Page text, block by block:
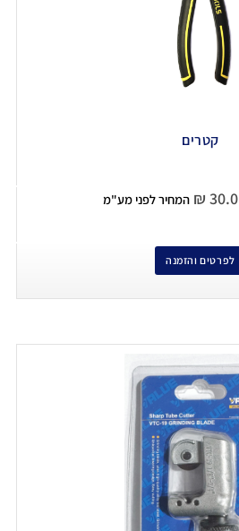
קטרים
₪ 30.0 המחיר לפני מע"מ
לפרטים והזמנה